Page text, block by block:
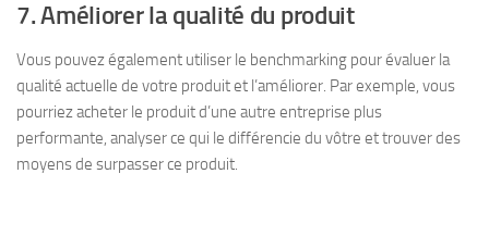
7. Améliorer la qualité du produit
Vous pouvez également utiliser le benchmarking pour évaluer la
qualité actuelle de votre produit et l’améliorer. Par exemple, vous
pourriez acheter le produit d’une autre entreprise plus
performante, analyser ce qui le différencie du vôtre et trouver des
moyens de surpasser ce produit.